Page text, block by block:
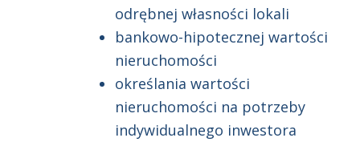
odrębnej własności lokali
bankowo-hipotecznej wartości
nieruchomości
określania wartości
nieruchomości na potrzeby
indywidualnego inwestora